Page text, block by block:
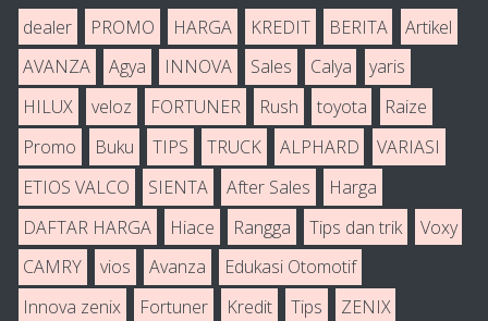
dealer PROMO HARGA KREDIT BERITA
Artikel
AVANZA
Agya INNOVA Sales Calya
yaris
HILUX
veloz FORTUNER Rush toyota
Raize
Promo
Buku TIPS TRUCK ALPHARD
VARIASI
ETIOS VALCO
SIENTA After Sales
Harga
DAFTAR HARGA
Hiace Rangga Tips dan trik
Voxy
CAMRY
vios Avanza
Edukasi Otomotif
Innova zenix
Fortuner Kredit Tips
ZENIX